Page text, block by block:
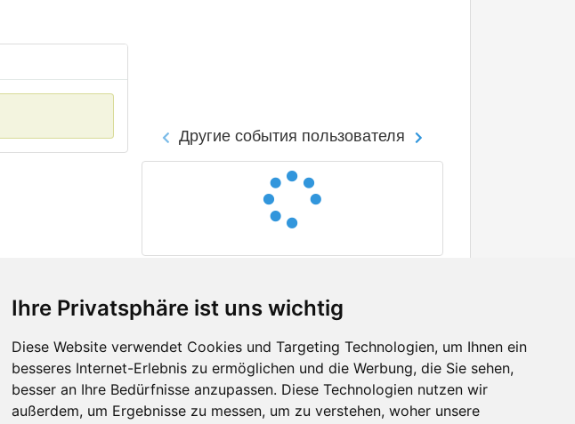
Ihre Privatsphäre ist uns wichtig
Diese Website verwendet Cookies und Targeting Technologien, um Ihnen ein
besseres Internet-Erlebnis zu ermöglichen und die Werbung, die Sie sehen,
besser an Ihre Bedürfnisse anzupassen. Diese Technologien nutzen wir
außerdem, um Ergebnisse zu messen, um zu verstehen, woher unsere
Другие события пользователя
Контакты
Оставить отзыв
Facebook
Twitter